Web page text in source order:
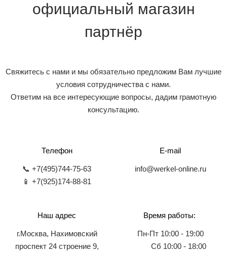
официальный магазин
партнёр
Свяжитесь с нами и мы обязательно предложим Вам лучшие
условия сотрудничества с нами.
Ответим на все интересующие вопросы, дадим грамотную
консультацию.
Телефон
📞 +7(495)744-75-63
📱 +7(925)174-88-81
E-mail
info@werkel-online.ru
Наш адрес
г.Москва, Нахимовский
проспект 24 строение 9,
Время работы:
Пн-Пт 10:00 - 19:00
Сб 10:00 - 18:00